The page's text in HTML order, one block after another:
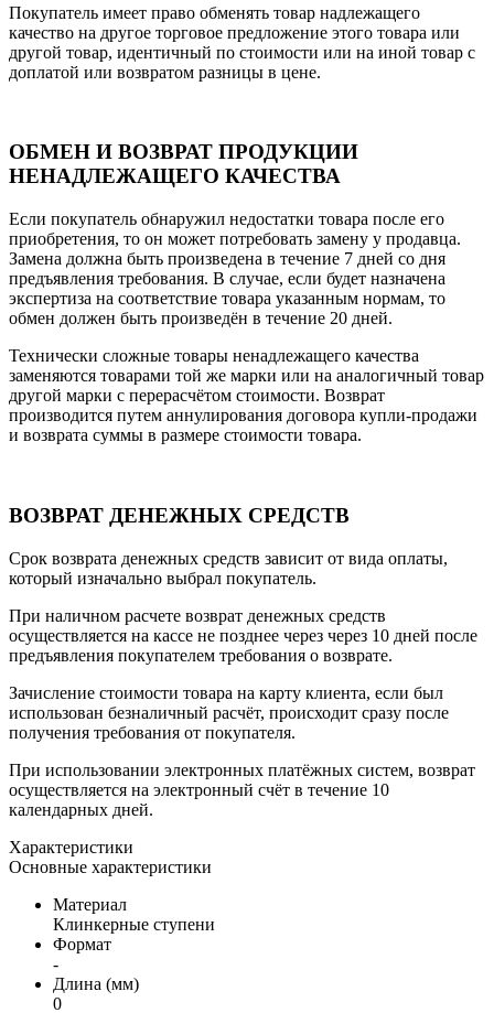
Покупатель имеет право обменять товар надлежащего
качество на другое торговое предложение этого товара или
другой товар, идентичный по стоимости или на иной товар с
доплатой или возвратом разницы в цене.
ОБМЕН И ВОЗВРАТ ПРОДУКЦИИ
НЕНАДЛЕЖАЩЕГО КАЧЕСТВА
Если покупатель обнаружил недостатки товара после его
приобретения, то он может потребовать замену у продавца.
Замена должна быть произведена в течение 7 дней со дня
предъявления требования. В случае, если будет назначена
экспертиза на соответствие товара указанным нормам, то
обмен должен быть произведён в течение 20 дней.
Технически сложные товары ненадлежащего качества
заменяются товарами той же марки или на аналогичный товар
другой марки с перерасчётом стоимости. Возврат
производится путем аннулирования договора купли-продажи
и возврата суммы в размере стоимости товара.
ВОЗВРАТ ДЕНЕЖНЫХ СРЕДСТВ
Срок возврата денежных средств зависит от вида оплаты,
который изначально выбрал покупатель.
При наличном расчете возврат денежных средств
осуществляется на кассе не позднее через через 10 дней после
предъявления покупателем требования о возврате.
Зачисление стоимости товара на карту клиента, если был
использован безналичный расчёт, происходит сразу после
получения требования от покупателя.
При использовании электронных платёжных систем, возврат
осуществляется на электронный счёт в течение 10
календарных дней.
Характеристики
Основные характеристики
Материал
Клинкерные ступени
Формат
-
Длина (мм)
0